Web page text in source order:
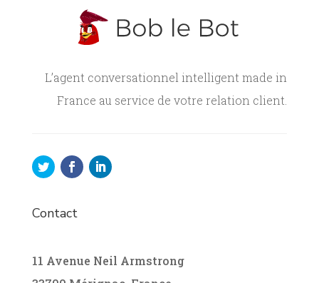
L’agent conversationnel intelligent made in
France au service de votre relation client.
Contact
11 Avenue Neil Armstrong